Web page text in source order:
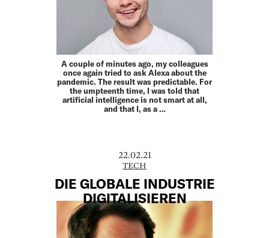
A couple of minutes ago, my colleagues
once again tried to ask Alexa about the
pandemic. The result was predictable. For
the umpteenth time, I was told that
artificial intelligence is not smart at all,
and that I, as a …
22.02.21
TECH
DIE GLOBALE INDUSTRIE
DIGITALISIEREN